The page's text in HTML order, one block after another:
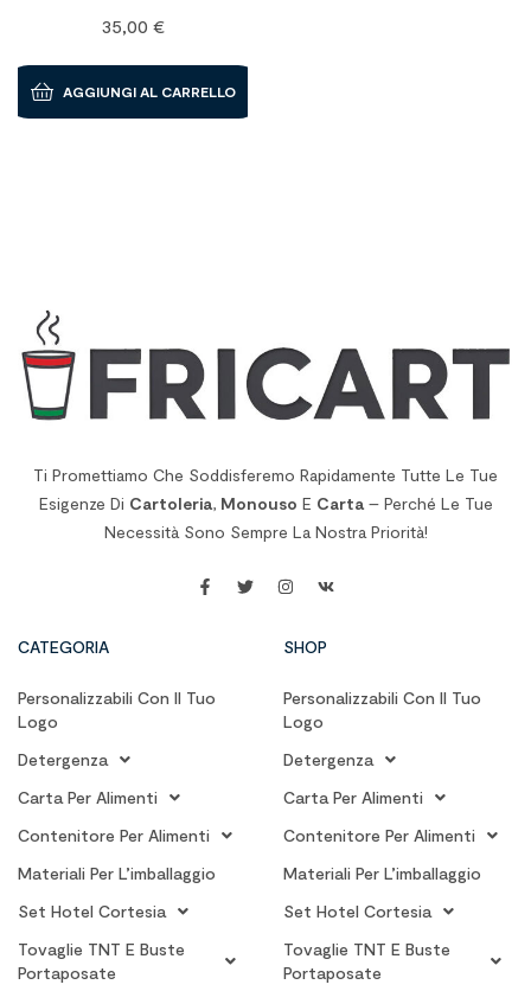
35,00 €
AGGIUNGI AL CARRELLO
Ti Promettiamo Che Soddisferemo Rapidamente Tutte Le Tue
Esigenze Di Cartoleria, Monouso E Carta– Perché Le Tue
Necessità Sono Sempre La Nostra Priorità!
CATEGORIA
Personalizzabili Con Il Tuo
Logo
Detergenza
Carta Per Alimenti
Contenitore Per Alimenti
Materiali Per L’imballaggio
Set Hotel Cortesia
Tovaglie TNT E Buste
Portaposate
SHOP
Personalizzabili Con Il Tuo
Logo
Detergenza
Carta Per Alimenti
Contenitore Per Alimenti
Materiali Per L’imballaggio
Set Hotel Cortesia
Tovaglie TNT E Buste
Portaposate